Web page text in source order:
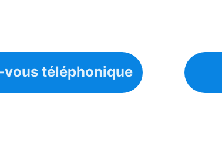
vous téléphonique